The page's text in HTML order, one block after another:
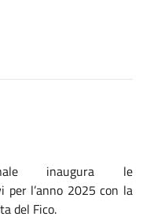
inaugura le
per l’anno 2025 con la
del Fico.